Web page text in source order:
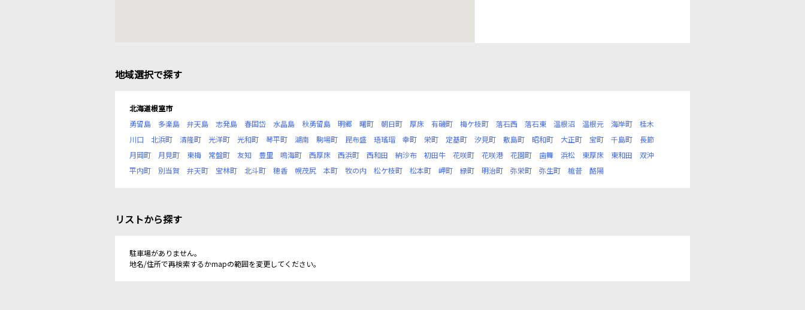
地域選択で探す
北海道根室市
勇留島
多楽島 弁天島 志発島 春国岱 水晶島 秋勇留島 明郷 曙町 朝日町 厚床 有磯町 梅ケ枝町 落石西 落石東 温根沼 温根元 海岸町
桂木
川口
北浜町 清隆町 光洋町 光和町 琴平町 湖南 駒場町 昆布盛 珸瑤瑁 幸町 栄町 定基町 汐見町 敷島町 昭和町 大正町 宝町 千島町
長節
月岡町
月見町 東梅 常盤町 友知 豊里 鳴海町 西厚床 西浜町 西和田 納沙布 初田牛 花咲町 花咲港 花園町 歯舞 浜松 東厚床 東和田
双沖
平内町
別当賀 弁天町 宝林町 北斗町 穂香 幌茂尻 本町 牧の内 松ケ枝町 松本町 岬町 緑町 明治町 弥栄町 弥生町 槍昔 酪陽
リストから探す
駐車場がありません。
地名/住所で再検索するかmapの範囲を変更してください。